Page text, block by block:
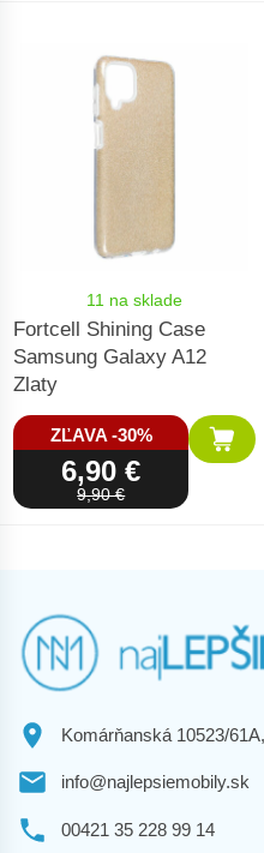
11 na sklade
Fortcell Shining Case
Samsung Galaxy A12
Zlaty
ZĽAVA -30%
6,90 €
9,90 €
Komárňanská 10523/
info@najlepsiemobily.sk
00421 35 228 99 14